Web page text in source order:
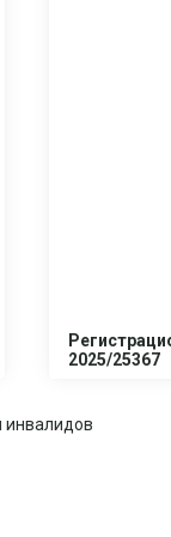
2025/25367
инвалидов